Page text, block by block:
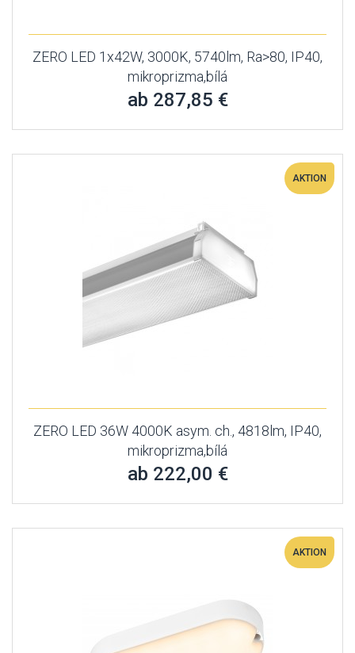
ZERO LED 1x42W, 3000K, 5740lm, Ra>80, IP40,
mikroprizma,bílá
ab 287,85 €
AKTION
ZERO LED 36W 4000K asym. ch., 4818lm, IP40,
mikroprizma,bílá
ab 222,00 €
AKTION